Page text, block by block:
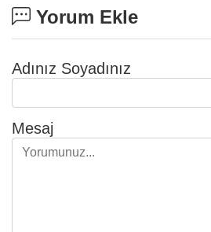
Yorum Ekle
Adınız Soyadınız
Mesaj